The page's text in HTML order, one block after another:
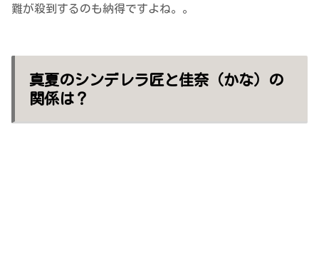
難が殺到するのも納得ですよね。。
真夏のシンデレラ匠と佳奈（かな）の
関係は？